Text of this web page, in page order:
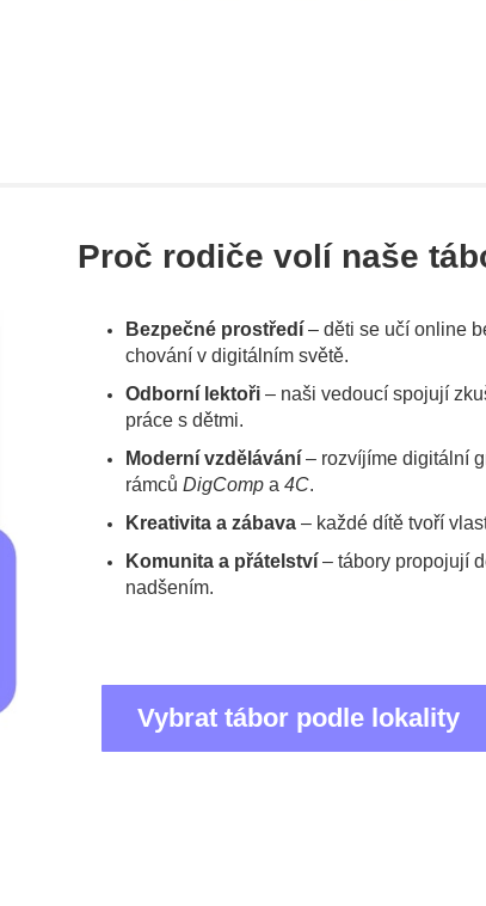
Proč rodiče volí naše
Bezpečné prostředí – děti se učí online
chování v digitálním světě.
Odborní lektoři – naši vedoucí spojují
práce s dětmi.
Moderní vzdělávání – rozvíjíme digitální
rámců DigComp a 4C.
Kreativita a zábava – každé dítě tvoří
Komunita a přátelství – tábory propojují
nadšením.
Vybrat tábor podle lokality